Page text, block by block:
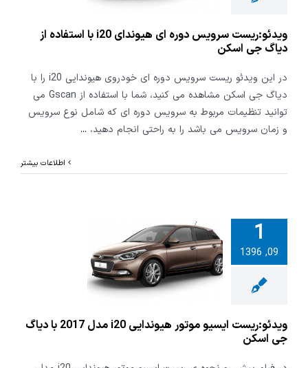
ویدئو:ریست سرویس دوره ای هیوندای i20 با استفاده از
دیاگ جی اسکن
در این ویدئو ریست سرویس دوره ای خودروی هیوندایی i20 را با
دیاگ جی اسکن مشاهده می کنید، شما با استفاده از Gscan می
توانید تنظیمات مربوط به سرویس دوره ای که شامل نوع سرویس
و زمان سرویس می باشد را به راحتی انجام دهید، ...
اطلاعات بیشتر
1
09, 1396
ایسیو
موتور هیوندایی i20
مدل 2017 با دیاگ
ویدئو:ریست ایسیو موتور هیوندایی i20 مدل 2017 با دیاگ
جی اسکن